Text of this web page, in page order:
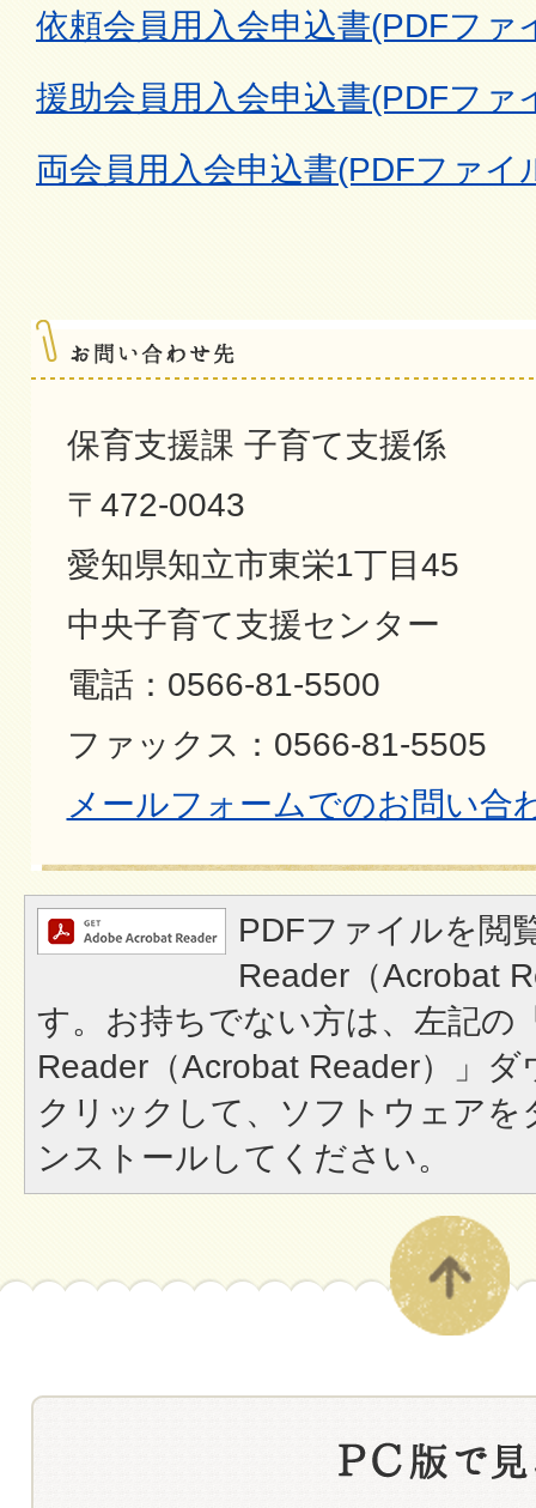
依頼会員用入会申込書(PDFファ
援助会員用入会申込書(PDFファ
両会員用入会申込書(PDFファイ
保育支援課 子育て支援係
〒472-0043
愛知県知立市東栄1丁目45
中央子育て支援センター
電話：0566-81-5500
ファックス：0566-81-5505
メールフォームでのお問い合
PDFファイルを閲
Reader（Acrobat
す。お持ちでない方は、左記の
Reader（Acrobat Reader）」
クリックして、ソフトウェア
ンストールしてください。